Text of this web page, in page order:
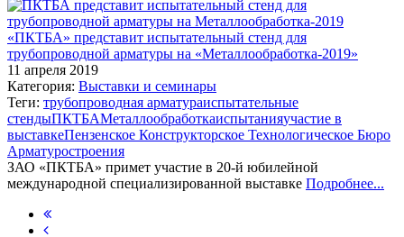
«ПКТБА» представит испытательный стенд для
трубопроводной арматуры на «Металлообработка-2019»
11 апреля 2019
Категория: Выставки и семинары
Теги: трубопроводная арматураиспытательные
стендыПКТБАМеталлообработкаиспытанияучастие в
выставкеПензенское Конструкторское Технологическое Бюро
Арматуростроения
ЗАО «ПКТБА» примет участие в 20-й юбилейной
международной специализированной выставке Подробнее...